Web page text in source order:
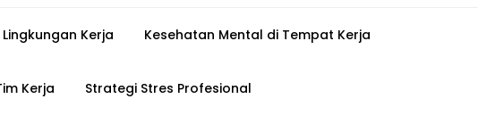
Kerja Kesehatan Mental di Tempat Kerja
Kerja Strategi Stres Profesional